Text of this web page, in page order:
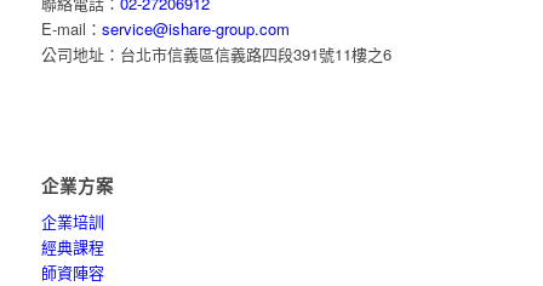
E-mail： service@ishare-group.com
公司地址：台北市信義區信義路四段391號11樓之6
企業方案
企業培訓
經典課程
師資陣容